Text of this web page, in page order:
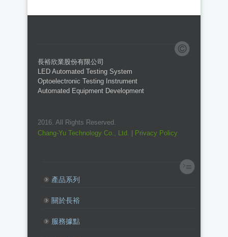
長裕欣業股份有限公司
LED Automated Testing System
Optoelectronic Testing Instrument
Automated Equipment Development
2016. All Rights Reserved.
Chang-Yu Technology Co., Ltd. | Privacy Policy
產品系列
關於長裕
服務據點